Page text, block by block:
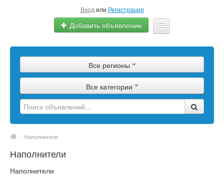
Вход или Регистрация
Добавить объявление
Сырье
Изделия
Оборудование
Все регионы
Все категории
/ Наполнители
Наполнители
Наполнители